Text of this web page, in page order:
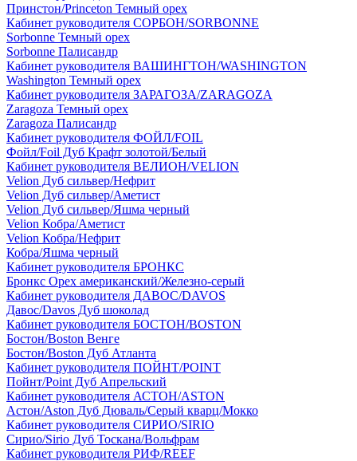
Принстон/Princeton Темный орех
Кабинет руководителя СОРБОН/SORBONNE
Sorbonne Темный орех
Sorbonne Палисандр
Кабинет руководителя ВАШИНГТОН/WASHINGTON
Washington Темный орех
Кабинет руководителя ЗАРАГОЗА/ZARAGOZA
Zaragoza Темный орех
Zaragoza Палисандр
Кабинет руководителя ФОЙЛ/FOIL
Фойл/Foil Дуб Крафт золотой/Белый
Кабинет руководителя ВЕЛИОН/VELION
Velion Дуб сильвер/Нефрит
Velion Дуб сильвер/Аметист
Velion Дуб сильвер/Яшма черный
Velion Кобра/Аметист
Velion Кобра/Нефрит
Кобра/Яшма черный
Кабинет руководителя БРОНКС
Бронкс Орех американский/Железно-серый
Кабинет руководителя ДАВОС/DAVOS
Давос/Davos Дуб шоколад
Кабинет руководителя БОСТОН/BOSTON
Бостон/Boston Венге
Бостон/Boston Дуб Атланта
Кабинет руководителя ПОЙНТ/POINT
Пойнт/Point Дуб Апрельский
Кабинет руководителя АСТОН/ASTON
Астон/Aston Дуб Дюваль/Серый кварц/Мокко
Кабинет руководителя СИРИО/SIRIO
Сирио/Sirio Дуб Тоскана/Вольфрам
Кабинет руководителя РИФ/REEF